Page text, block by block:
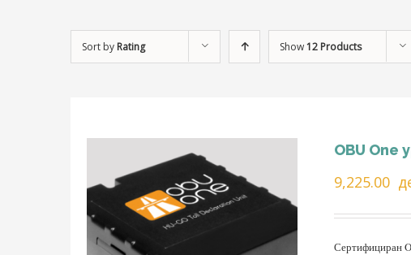
Sort by Rating Show12 Products
OBU One
9,225.00
Сертифициран